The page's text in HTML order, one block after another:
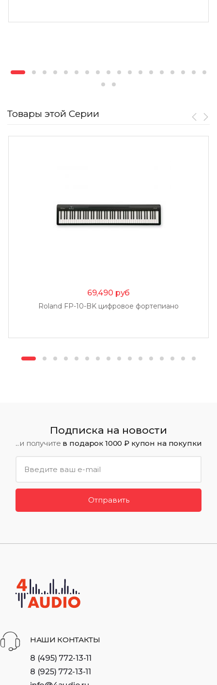
Товары этой Серии
69,490 руб
Roland FP-10-BK цифровое фортепиано
Подписка на новости
...и получите в подарок 1000 ₽ купон на покупки
Отправить
НАШИ КОНТАКТЫ
8 (495) 772-13-11
8 (925) 772-13-11